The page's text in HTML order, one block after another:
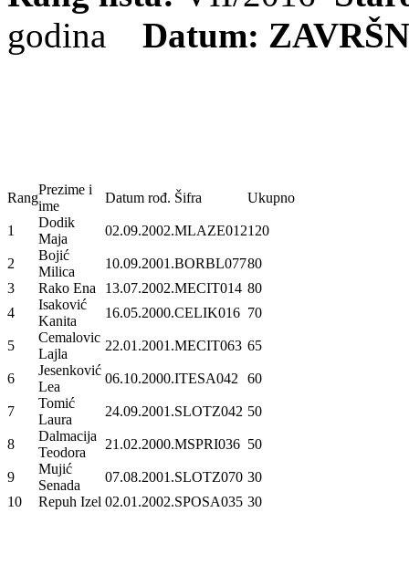
godina Datum:
Rang
Prezime i
ime
Datum rođ. Šifra Ukupno
1
Dodik
Maja
02.09.2002.MLAZE012120
2
Bojić
Milica
10.09.2001.BORBL07780
3
Rako Ena 13.07.2002.MECIT014 80
4
Isaković
Kanita
16.05.2000.CELIK016 70
5
Cemalovic
Lajla
22.01.2001.MECIT063 65
6
Jesenković
Lea
06.10.2000.ITESA042 60
7
Tomić
Laura
24.09.2001.SLOTZ042 50
8
Dalmacija
Teodora
21.02.2000.MSPRI036 50
9
Mujić
Senada
07.08.2001.SLOTZ070 30
10
Repuh Izel 02.01.2002.SPOSA035 30